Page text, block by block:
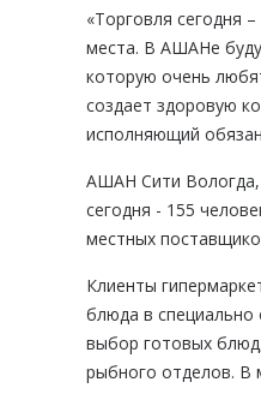
«Торговля сегодня
места. В АШАНе
которую очень
создает здоровую
исполняющий
АШАН Сити Вологда,
сегодня - 155
местных
Клиенты
блюда в специально
выбор готовых
рыбного отделов. В